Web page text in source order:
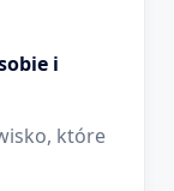
i
które